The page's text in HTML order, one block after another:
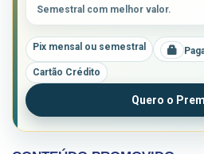
Semestral com melhor valor.
Pix mensal ou semestral
Cartão Crédito
Quero o